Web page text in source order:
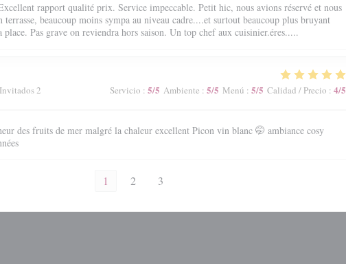
rapport qualité prix. Service impeccable. Petit hic, nous avions réservé et nous
terrasse, beaucoup moins sympa au niveau cadre....et surtout beaucoup plus bruyant
place. Pas grave on reviendra hors saison. Un top chef aux cuisinier.éres.....
2 Servicio : 5/5 Ambiente : 5/5 Menú : 5/5 Calidad / Precio : 4/5
des fruits de mer malgré la chaleur excellent Picon vin blanc 🤭 ambiance cosy
1 2 3